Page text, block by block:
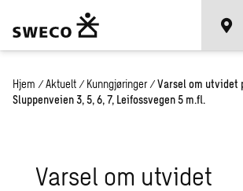
Hjem / Aktuelt / Kunngjøringer / Varsel om utvidet
Sluppenveien 3, 5, 6, 7, Leifossvegen 5 m.fl.
Varsel om utvidet